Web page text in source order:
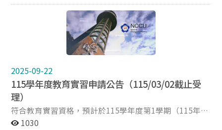
關證明文件至師培中心實習組，逾期歉難受理。申請結果
將另以電子郵件通知。 師資培育中心實習組 敬上 國立政
治大學師資培育中心實習組 聯絡分機：(02)2939-
3091#60015 聯絡信箱：pw2k@nccu.edu.tw 聯絡地址：
116011臺北市文山區指南路二段64號井塘樓3樓
您的實習科別與實習學校是否正確。 如有誤植，煩請來信
或來電告知，謝謝您！ ※本校無辦理第2學期教育實習。
國立政治大學師資培育中心實習組 公務信箱｜
pw2k@nccu.edu.tw 聯絡電話｜(02)2939-3091 分機
60015 聯絡地址｜116011臺北市文山區指南路二段64號
2025-09-22
115學年度教育實習申請公告（115/03/02截止受
理）
符合教育實習資格，預計於115學年度第1學期（115年8
月~116年1月）進行教育實習之師資生、師培生，即日起
1030